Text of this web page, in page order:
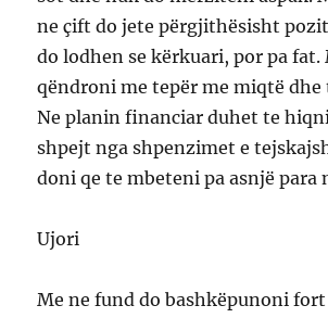
ne çift do jete përgjithësisht
do lodhen se kërkuari, por pa fat.
qëndroni me tepër me miqtë
Ne planin financiar duhet te
shpejt nga shpenzimet e
doni qe te mbeteni pa asnjë para
Ujori
Me ne fund do bashkëpunoni